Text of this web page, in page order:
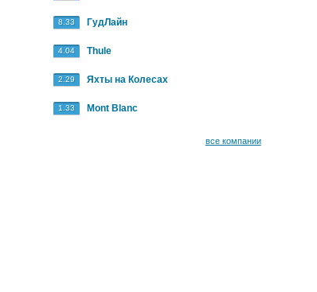
8.33 ГудЛайн
4.04 Thule
2.29 Яхты на Колесах
1.33 Mont Blanc
все компании